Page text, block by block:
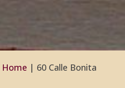
Home | 60 Calle Bonita